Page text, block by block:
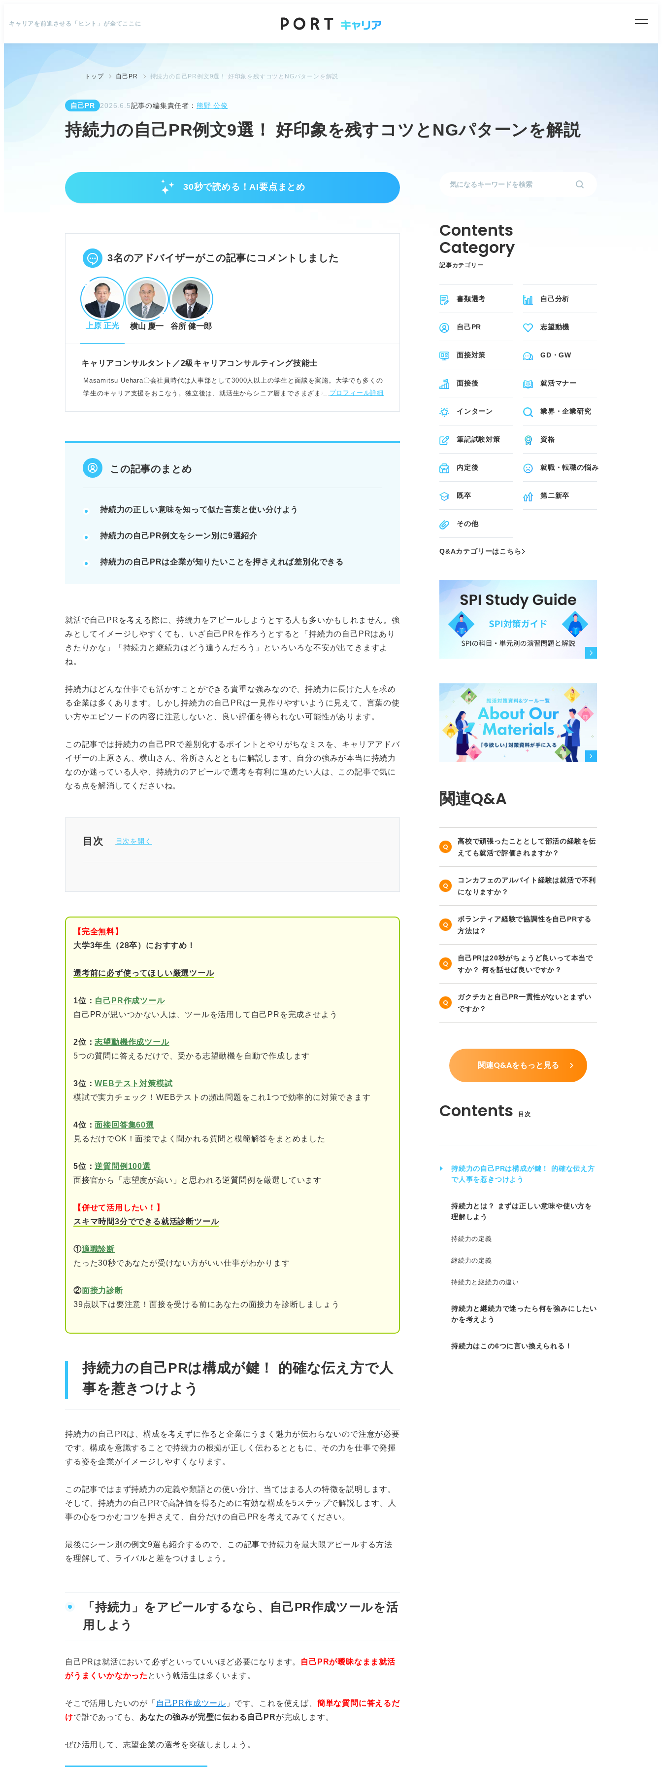
キャリアを前進させる「ヒント」が全てここに
トップ 自己PR 持続力の自己PR例文9選！ 好印象を残すコツとNGパターンを解説
自己PR 2026.6.5記事の編集責任者： 熊野 公俊
持続力の自己PR例文9選！ 好印象を残すコツとNGパターンを解説
30秒で読める！AI要点まとめ
持続力の自己PRの基本と差別化
企業は「最後までやりきる」「壁を乗り越える」人を評価する。
POINT：自分の強みがどちらか迷ったら、何をアピールしたいかで判断する。
企業が求める持続力と効果的な伝え方
企業は「ブレずに頑張る」「折れない心」「向上心」を期待する。
自己PRは「結論→期間→エピソード→結果→仕事への活かし方」の5段階で構
成する。
自発的な理由や具体的な工夫を示し、仕事での再現性を伝える。
スポーツ、学業、アルバイトなどシーン別の例文を参考に作成する。
持続力の自己PRは構成が鍵！ 的確な伝え方で人事を惹きつけよう
持続力と継続力で迷ったら何を強みにしたいかを考えよう
3名のアドバイザーがこの記事にコメントしました
上原 正光 横山 慶一 谷所 健一郎
キャリアコンサルタント／2級キャリアコンサルティング技能士
Masamitsu Uehara〇会社員時代は人事部として3000人以上の学生と面談を実施。大学でも多くの
学生のキャリア支援をおこなう。独立後は、就活生からシニア層までさまざまなキャリア相談に携
プロフィール詳細
この記事のまとめ
持続力の正しい意味を知って似た言葉と使い分けよう
持続力の自己PR例文をシーン別に9選紹介
持続力の自己PRは企業が知りたいことを押さえれば差別化できる
就活で自己PRを考える際に、持続力をアピールしようとする人も多いかもしれません。強
みとしてイメージしやすくても、いざ自己PRを作ろうとすると「持続力の自己PRはあり
きたりかな」「持続力と継続力はどう違うんだろう」といろいろな不安が出てきますよ
ね。
持続力はどんな仕事でも活かすことができる貴重な強みなので、持続力に長けた人を求め
る企業は多くあります。しかし持続力の自己PRは一見作りやすいように見えて、言葉の使
い方やエピソードの内容に注意しないと、良い評価を得られない可能性があります。
この記事では持続力の自己PRで差別化するポイントとやりがちなミスを、キャリアアドバ
イザーの上原さん、横山さん、谷所さんとともに解説します。自分の強みが本当に持続力
なのか迷っている人や、持続力のアピールで選考を有利に進めたい人は、この記事で気に
なる点を解消してくださいね。
目次
継続力の定義
持続力はこの6つに言い換えられる！
②やりきる力がある
③忍耐力がある
④諦めない心がある
⑤折れない心がある
どんな仕事でも輝ける！ 持続力がある人の特徴4選
壁にぶつかっても簡単には諦めない
常に努力を怠らない
持続力のある人を企業が求める理由
ブレずに頑張れそうだから
すぐには折れない強い心がありそうだから
高評価を得る持続力の自己PRは5段階で作れる
③その中で持続力を発揮したエピソード
⑤仕事への活かし方
ライバルと差をつける！ 持続力の自己PRで目を引く3つのコツ
持続した自発的な理由を伝える
根性論にせず具体的な工夫や行動を示す
要注意！ 持続力の自己PRでやりがちなNGパターン
続けただけで工夫や結果がともなわないことをアピールしている
パターン別に紹介！ 持続力の自己PR例文9選
①スポーツで持続力を発揮した例文
②部活動で持続力を発揮した例文
【完全無料】
大学3年生（28卒）におすすめ！
選考前に必ず使ってほしい厳選ツール
1位： 自己PR作成ツール
自己PRが思いつかない人は、ツールを活用して自己PRを完成させよう
2位：志望動機作成ツール
5つの質問に答えるだけで、受かる志望動機を自動で作成します
3位：WEBテスト対策模試
模試で実力チェック！WEBテストの頻出問題をこれ1つで効率的に対策できます
4位：面接回答集60選
見るだけでOK！面接でよく聞かれる質問と模範解答をまとめました
5位：逆質問例100選
面接官から「志望度が高い」と思われる逆質問例を厳選しています
【併せて活用したい！】
スキマ時間3分でできる就活診断ツール
①適職診断
たった30秒であなたが受けない方がいい仕事がわかります
②面接力診断
39点以下は要注意！面接を受ける前にあなたの面接力を診断しましょう
持続力の自己PRは構成が鍵！ 的確な伝え方で人
事を惹きつけよう
持続力の自己PRは、構成を考えずに作ると企業にうまく魅力が伝わらないので注意が必要
です。構成を意識することで持続力の根拠が正しく伝わるとともに、その力を仕事で発揮
する姿を企業がイメージしやすくなります。
この記事ではまず持続力の定義や類語との使い分け、当てはまる人の特徴を説明します。
そして、持続力の自己PRで高評価を得るために有効な構成を5ステップで解説します。人
事の心をつかむコツを押さえて、自分だけの自己PRを考えてみてください。
最後にシーン別の例文9選も紹介するので、この記事で持続力を最大限アピールする方法
を理解して、ライバルと差をつけましょう。
「持続力」をアピールするなら、自己PR作成ツールを活
用しよう
自己PRは就活において必ずといっていいほど必要になります。
自己PRが曖昧なまま就活
がうまくいかなかった という就活生は多くいます。
そこで活用したいのが「 自己PR作成ツール 」です。これを使えば、 簡単な質問に答えるだ
けで誰であっても、 あなたの強みが完璧に伝わる自己PRが完成します。
ぜひ活用して、志望企業の選考を突破しましょう。
記事カテゴリー
書類選考 自己分析
自己PR 志望動機
面接対策 GD・GW
面接後 就活マナー
インターン 業界・企業研究
筆記試験対策 資格
内定後 就職・転職の悩み
既卒 第二新卒
その他
Q&Aカテゴリーはこちら
関連Q&A
高校で頑張ったこととして部活の経験を伝
えても就活で評価されますか？
コンカフェのアルバイト経験は就活で不利
になりますか？
ボランティア経験で協調性を自己PRする
方法は？
自己PRは20秒がちょうど良いって本当で
すか？ 何を話せば良いですか？
ガクチカと自己PR一貫性がないとまずい
ですか？
関連Q&Aをもっと見る
目次
持続力の自己PRは構成が鍵！ 的確な伝え方
で人事を惹きつけよう
持続力とは？ まずは正しい意味や使い方を
理解しよう
持続力の定義
継続力の定義
持続力と継続力の違い
持続力と継続力で迷ったら何を強みにしたい
かを考えよう
持続力はこの6つに言い換えられる！